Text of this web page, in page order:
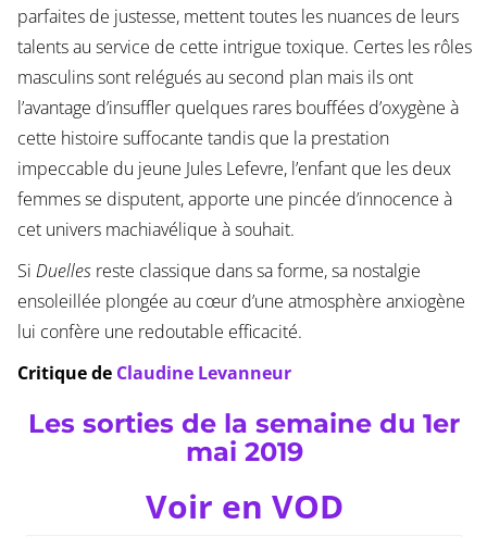
parfaites de justesse, mettent toutes les nuances de leurs
talents au service de cette intrigue toxique. Certes les rôles
masculins sont relégués au second plan mais ils ont
l’avantage d’insuffler quelques rares bouffées d’oxygène à
cette histoire suffocante tandis que la prestation
impeccable du jeune Jules Lefevre, l’enfant que les deux
femmes se disputent, apporte une pincée d’innocence à
cet univers machiavélique à souhait.
Si Duellesreste classique dans sa forme, sa nostalgie
ensoleillée plongée au cœur d’une atmosphère anxiogène
lui confère une redoutable efficacité.
Critique de Claudine Levanneur
Les sorties de la semaine du 1er
mai 2019
Voir en VOD